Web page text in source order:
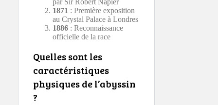
par Sir Robert Napier
1871 : Première exposition
au Crystal Palace à Londres
1886 : Reconnaissance
officielle de la race
Quelles sont les
caractéristiques
physiques de l’abyssin
?